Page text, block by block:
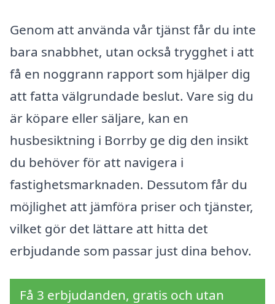
Genom att använda vår tjänst får du inte
bara snabbhet, utan också trygghet i att
få en noggrann rapport som hjälper dig
att fatta välgrundade beslut. Vare sig du
är köpare eller säljare, kan en
husbesiktning i Borrby ge dig den insikt
du behöver för att navigera i
fastighetsmarknaden. Dessutom får du
möjlighet att jämföra priser och tjänster,
vilket gör det lättare att hitta det
erbjudande som passar just dina behov.
Få 3 erbjudanden, gratis och utan